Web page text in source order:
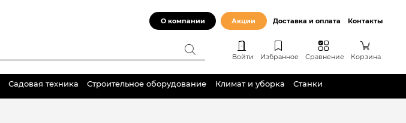
О компании Акции Доставка и оплата Контакты
Войти Избранное Сравнение Корзина
Садовая техника Строительное оборудование Климат и уборка Станки